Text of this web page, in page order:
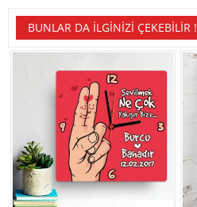
BUNLAR DA İLGINIZI ÇEKEBILIR !